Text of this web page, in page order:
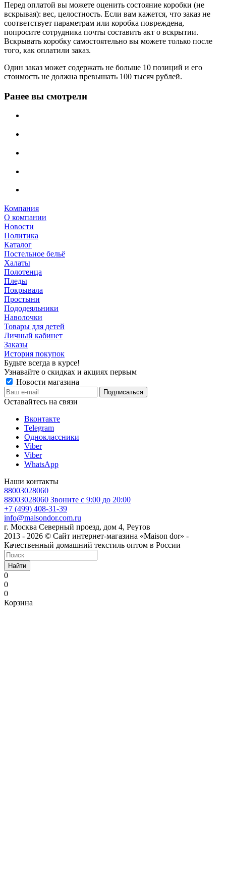
Перед оплатой вы можете оценить состояние коробки (не
вскрывая): вес, целостность. Если вам кажется, что заказ не
соответствует параметрам или коробка повреждена,
попросите сотрудника почты составить акт о вскрытии.
Вскрывать коробку самостоятельно вы можете только после
того, как оплатили заказ.
Один заказ может содержать не больше 10 позиций и его
стоимость не должна превышать 100 тысяч рублей.
Ранее вы смотрели
Компания
О компании
Новости
Политика
Каталог
Постельное бельё
Халаты
Полотенца
Пледы
Покрывала
Простыни
Пододеяльники
Наволочки
Товары для детей
Личный кабинет
Заказы
История покупок
Будьте всегда в курсе!
Узнавайте о скидках и акциях первым
Новости магазина
Оставайтесь на связи
Вконтакте
Telegram
Одноклассники
Viber
Viber
WhatsApp
Наши контакты
88003028060
88003028060 Звоните с 9:00 до 20:00
+7 (499) 408-31-39
info@maisondor.com.ru
г. Москва Северный проезд, дом 4, Реутов
2013 - 2026 © Сайт интернет-магазина «Maison dor» -
Качественный домашний текстиль оптом в России
Найти
0
0
0
Корзина